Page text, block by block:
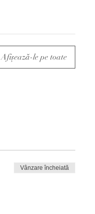
Afișează-le pe toate
Vânzare încheiată